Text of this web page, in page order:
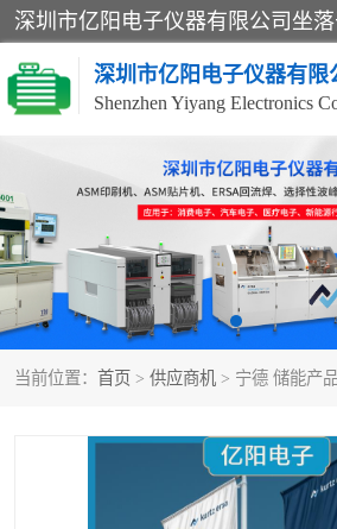
深圳市亿阳电子仪器有限
Shenzhen Yiyang Electronics
当前位置： 首页 > 供应商机 > 宁德 储能产
SX全自动高速贴片机 E系
NeoHorizon全自动锡膏印
刷机
选择
回流焊HOTFLOW 3/20e 波峰
BGA返修台HR600/2 自动
自动X射线检测机TR7600 组装
自动光学检测TR7710 XS